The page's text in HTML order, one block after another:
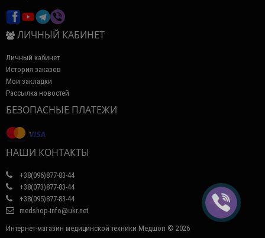
ЛИЧНЫЙ КАБИНЕТ
Личный кабинет
История заказов
Мои закладки
Рассылка новостей
БЕЗОПАСНЫЕ ПЛАТЕЖИ
НАШИ КОНТАКТЫ
+38(096)877-83-44
+38(073)877-83-44
+38(095)877-83-44
medshop-info@ukr.net
Интернет-магазин медицинской техники Медшоп © 2026